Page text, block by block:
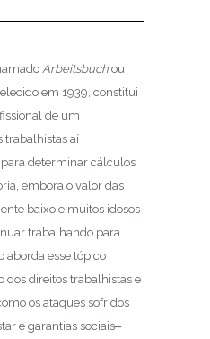
Arbeitsbuch ou
em 1939, constitui
de um
trabalhistas aí
determinar cálculos
embora o valor das
baixo e muitos idosos
trabalhando para
aborda esse tópico
dos direitos trabalhistas e
os ataques sofridos
e garantias sociais